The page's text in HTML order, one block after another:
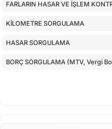
FARLARIN HASAR VE İŞLEM
KİLOMETRE SORGULAMA
HASAR SORGULAMA
BORÇ SORGULAMA (MTV, Vergi